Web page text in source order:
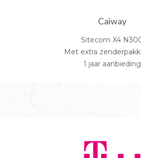
Caiway
Sitecom X4
Met extra
1 jaar aanbieding